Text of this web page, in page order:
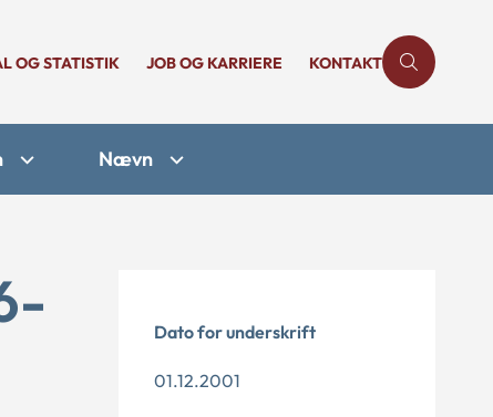
OG STATISTIK JOB OG KARRIERE KONTAKT
Nævn
Dato for underskrift
01.12.2001